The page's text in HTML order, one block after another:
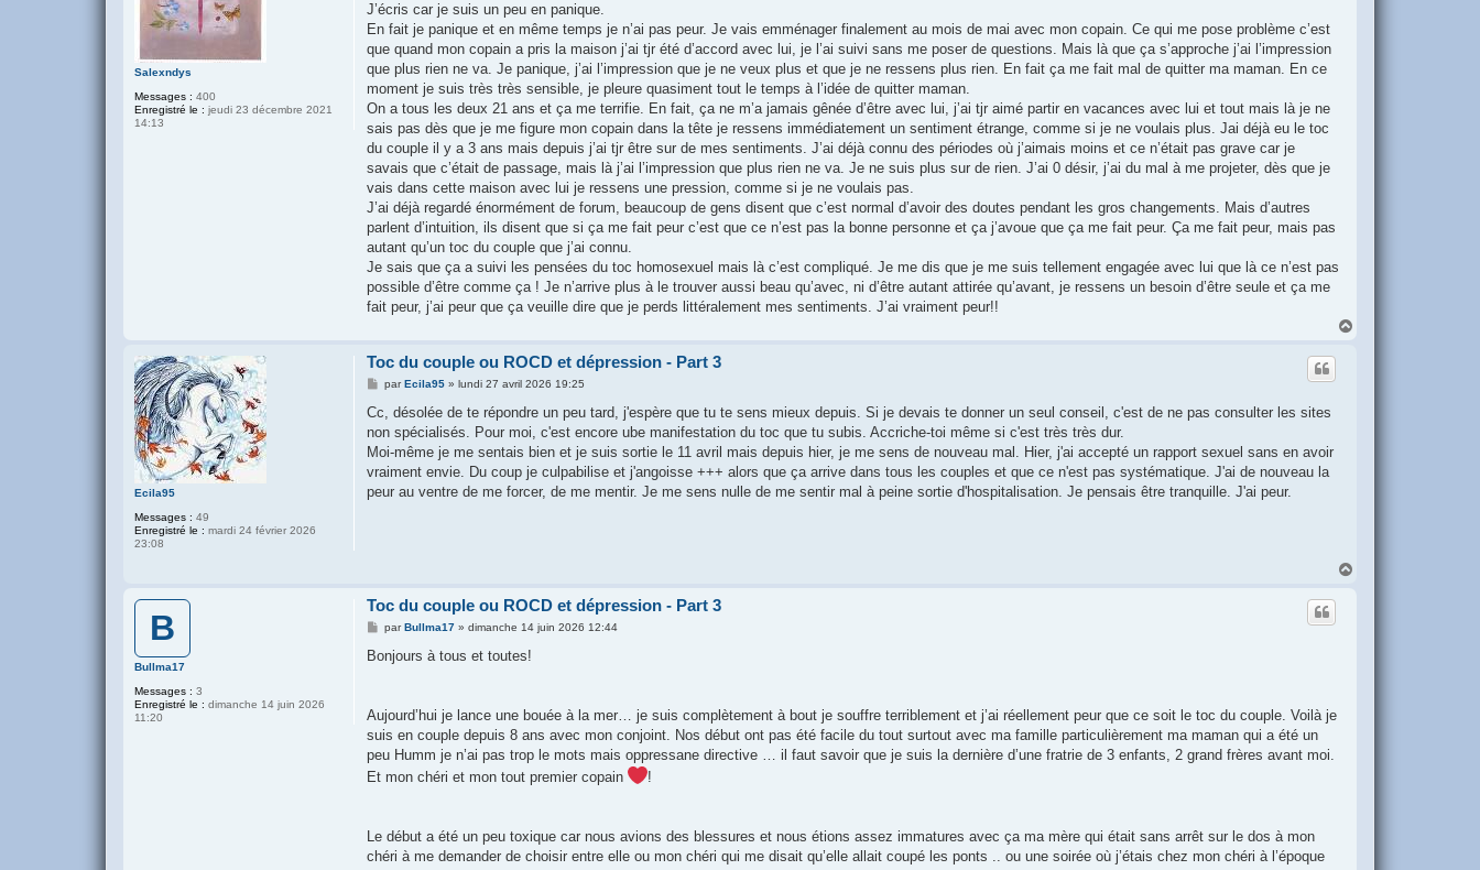
Salexndys
Messages : 400
Enregistré le : jeudi 23 décembre 2021
14:13
a
g
J’écris car je suis un peu en panique.
En fait je panique et en même temps je n’ai pas peur. Je vais emménager finalement au mois de mai avec mon copain. Ce qui me pose problème c’est
que quand mon copain a pris la maison j’ai tjr été d’accord avec lui, je l’ai suivi sans me poser de questions. Mais là que ça s’approche j’ai l’impression
que plus rien ne va. Je panique, j’ai l’impression que je ne veux plus et que je ne ressens plus rien. En fait ça me fait mal de quitter ma maman. En ce
moment je suis très très sensible, je pleure quasiment tout le temps à l’idée de quitter maman.
On a tous les deux 21 ans et ça me terrifie. En fait, ça ne m’a jamais gênée d’être avec lui, j’ai tjr aimé partir en vacances avec lui et tout mais là je ne
sais pas dès que je me figure mon copain dans la tête je ressens immédiatement un sentiment étrange, comme si je ne voulais plus. Jai déjà eu le toc
du couple il y a 3 ans mais depuis j’ai tjr être sur de mes sentiments. J’ai déjà connu des périodes où j’aimais moins et ce n’était pas grave car je
savais que c’était de passage, mais là j’ai l’impression que plus rien ne va. Je ne suis plus sur de rien. J’ai 0 désir, j’ai du mal à me projeter, dès que je
vais dans cette maison avec lui je ressens une pression, comme si je ne voulais pas.
J’ai déjà regardé énormément de forum, beaucoup de gens disent que c’est normal d’avoir des doutes pendant les gros changements. Mais d’autres
parlent d’intuition, ils disent que si ça me fait peur c’est que ce n’est pas la bonne personne et ça j’avoue que ça me fait peur. Ça me fait peur, mais pas
autant qu’un toc du couple que j’ai connu.
Je sais que ça a suivi les pensées du toc homosexuel mais là c’est compliqué. Je me dis que je me suis tellement engagée avec lui que là ce n’est pas
possible d’être comme ça ! Je n’arrive plus à le trouver aussi beau qu’avec, ni d’être autant attirée qu’avant, je ressens un besoin d’être seule et ça me
fait peur, j’ai peur que ça veuille dire que je perds littéralement mes sentiments. J’ai vraiment peur!!
Ecila95
Messages : 49
Enregistré le : mardi 24 février 2026
23:08
Toc du couple ou ROCD et dépression - Part 3
M
s
a
g
parEcila95» lundi 27 avril 2026 19:25
Cc, désolée de te répondre un peu tard, j'espère que tu te sens mieux depuis. Si je devais te donner un seul conseil, c'est de ne pas consulter les sites
non spécialisés. Pour moi, c'est encore ube manifestation du toc que tu subis. Accriche-toi même si c'est très très dur.
Moi-même je me sentais bien et je suis sortie le 11 avril mais depuis hier, je me sens de nouveau mal. Hier, j'ai accepté un rapport sexuel sans en avoir
vraiment envie. Du coup je culpabilise et j'angoisse +++ alors que ça arrive dans tous les couples et que ce n'est pas systématique. J'ai de nouveau la
peur au ventre de me forcer, de me mentir. Je me sens nulle de me sentir mal à peine sortie d'hospitalisation. Je pensais être tranquille. J'ai peur.
B
Bullma17
Messages : 3
Enregistré le : dimanche 14 juin 2026
11:20
Toc du couple ou ROCD et dépression - Part 3
M
s
parBullma17» dimanche 14 juin 2026 12:44
Bonjours à tous et toutes!
Aujourd’hui je lance une bouée à la mer… je suis complètement à bout je souffre terriblement et j’ai réellement peur que ce soit le toc du couple. Voilà je
suis en couple depuis 8 ans avec mon conjoint. Nos début ont pas été facile du tout surtout avec ma famille particulièrement ma maman qui a été un
peu Humm je n’ai pas trop le mots mais oppressane directive … il faut savoir que je suis la dernière d’une fratrie de 3 enfants, 2 grand frères avant moi.
Et mon chéri et mon tout premier copain
!
Le début a été un peu toxique car nous avions des blessures et nous étions assez immatures avec ça ma mère qui était sans arrêt sur le dos à mon
chéri à me demander de choisir entre elle ou mon chéri qui me disait qu’elle allait coupé les ponts .. ou une soirée où j’étais chez mon chéri à l’époque